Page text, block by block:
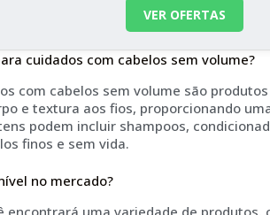
VER OFERTAS
cuidados com cabelos sem volume?
com cabelos sem volume são
e textura aos fios, proporcionando
podem incluir shampoos,
finos e sem vida.
no mercado?
encontrará uma variedade de produtos,